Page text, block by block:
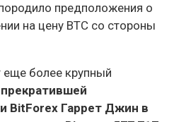
предположения о
на цену BTC со стороны
еще более крупный
BitForex Гаррет Джин в